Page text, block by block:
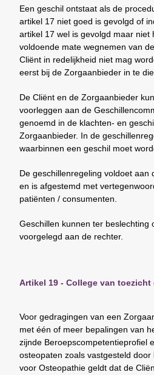
Een geschil ontstaat als de
artikel 17 niet goed is gevolgd of
artikel 17 wel is gevolgd maar niet
voldoende mate wegnemen van
Cliënt in redelijkheid niet mag
eerst bij de Zorgaanbieder in te
De Cliënt en de Zorgaanbieder
voorleggen aan de
genoemd in de klachten- en
Zorgaanbieder. In de
waarbinnen een geschil moet
De geschillenregeling voldoet aan
en is afgestemd met
patiënten / consumenten.
Geschillen kunnen ter beslechting
voorgelegd aan de rechter.
Artikel 19 - College van
Voor gedragingen van een
met één of meer bepalingen van
zijnde Beroepscompetentieprofiel
osteopaten zoals vastgesteld
voor Osteopathie geldt dat de